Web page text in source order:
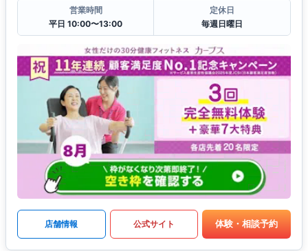
営業時間
平日 10:00〜13:00
定休日
毎週日曜日
店舗情報 公式サイト 体験・相談予約